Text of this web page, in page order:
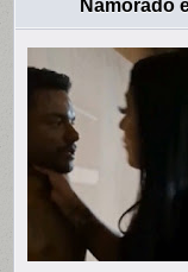
Namorado